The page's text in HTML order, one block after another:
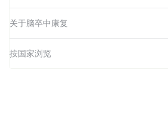
关于脑卒中康复
按国家浏览